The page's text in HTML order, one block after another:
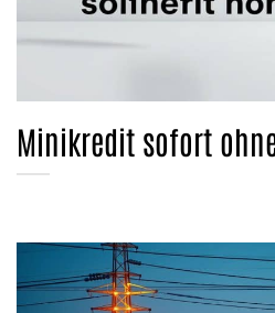
Minikredit sofort